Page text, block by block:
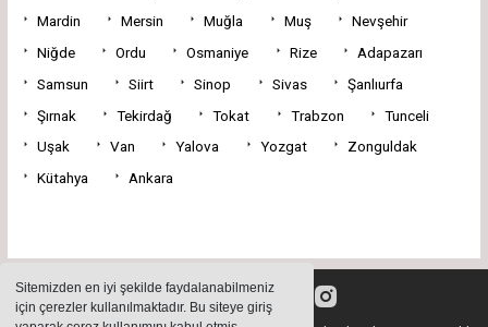
Sitemizden en iyi şekilde faydalanabilmeniz
için çerezler kullanılmaktadır. Bu siteye giriş
Mardin
Mersin Muğla Muş
Nevşehir
Niğde
Ordu Osmaniye Rize
Adapazarı
Samsun
Siirt Sinop Sivas
Şanlıurfa
Şırnak
Tekirdağ Tokat Trabzon
Tunceli
Uşak
Van Yalova Yozgat
Zonguldak
Kütahya
Ankara